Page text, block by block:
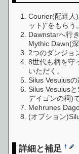
Courier(配達人
ット)"をもらう。
Dawnstarへ行
Mythic Dawn(
2つのダンジョ
8世代も柄を守
いただく。
Silus Vesuiusの
Silus Vesuius
デイゴンの祠)
Mehrunes
(オプション
詳細と補足†